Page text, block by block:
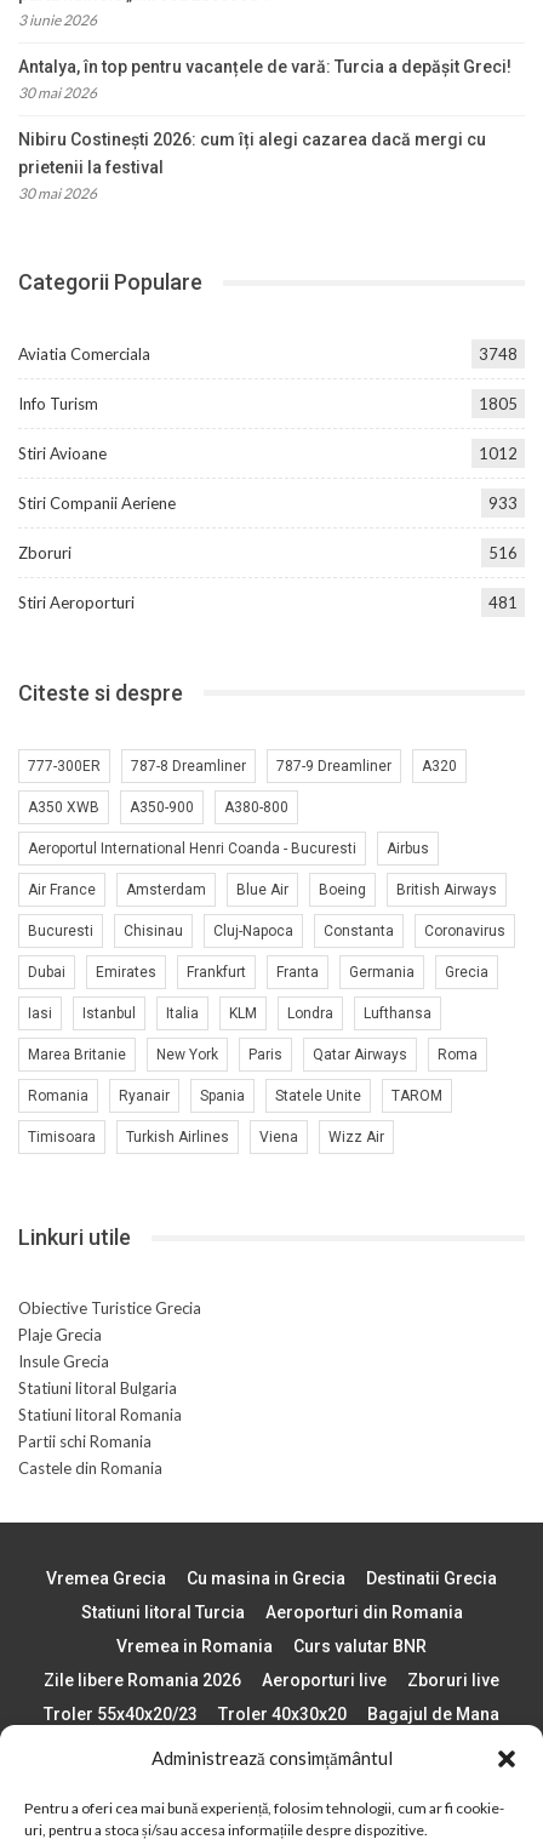
Administrează consimțământul
Pentru a oferi cea mai bună experiență, folosim tehnologii, cum ar fi cookie-
uri, pentru a stoca și/sau accesa informațiile despre dispozitive.
3 iunie 2026
Antalya, în top pentru vacanțele de vară: Turcia a depășit Greci!
30 mai 2026
Nibiru Costinești 2026: cum îți alegi cazarea dacă mergi cu
prietenii la festival
30 mai 2026
Categorii Populare
Aviatia Comerciala 3748
Info Turism 1805
Stiri Avioane 1012
Stiri Companii Aeriene 933
Zboruri 516
Stiri Aeroporturi 481
Citeste si despre
777-300ER 787-8 Dreamliner 787-9 Dreamliner A320
A350 XWB A350-900 A380-800
Aeroportul International Henri Coanda - Bucuresti Airbus
Air France Amsterdam Blue Air Boeing British Airways
Bucuresti Chisinau Cluj-Napoca Constanta Coronavirus
Dubai Emirates Frankfurt Franta Germania Grecia
Iasi Istanbul Italia KLM Londra Lufthansa
Marea Britanie New York Paris Qatar Airways Roma
Romania Ryanair Spania Statele Unite TAROM
Timisoara Turkish Airlines Viena Wizz Air
Linkuri utile
Obiective Turistice Grecia
Plaje Grecia
Insule Grecia
Statiuni litoral Bulgaria
Statiuni litoral Romania
Partii schi Romania
Castele din Romania
Vremea Grecia Cu masina in Grecia
Destinatii Grecia
Statiuni litoral Turcia
Aeroporturi din Romania
Vremea in Romania
Curs valutar BNR
Zile libere Romania 2026
Aeroporturi live
Zboruri live
Troler 55x40x20/23
Troler 40x30x20
Bagajul de Mana
Paste 2026
Cele mai bune telefoane
Plaje din Europa
Concerte Romania 2025